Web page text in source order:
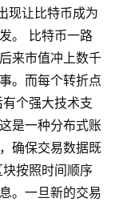
现让比特币成为
。 比特币一路
来市值冲上数千
。而每个转折点
个强大技术支
是一种分布式账
确保交易数据既
按照时间顺序
。一旦新的交易